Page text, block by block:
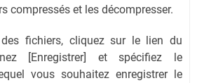
compressés et les décompresser.
des fichiers, cliquez sur le lien du
[Enregistrer] et spécifiez le
vous souhaitez enregistrer le